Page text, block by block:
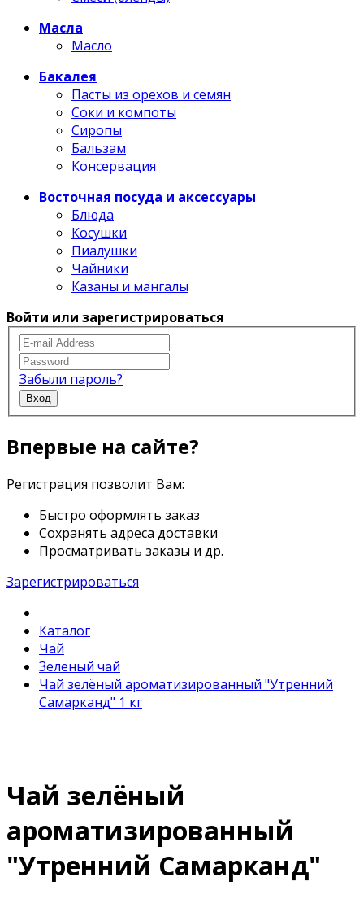
Масла
Масло
Бакалея
Пасты из орехов и семян
Соки и компоты
Сиропы
Бальзам
Консервация
Восточная посуда и аксессуары
Блюда
Косушки
Пиалушки
Чайники
Казаны и мангалы
Войти или зарегистрироваться
Забыли пароль?
Вход
Впервые на сайте?
Регистрация позволит Вам:
Быстро оформлять заказ
Сохранять адреса доставки
Просматривать заказы и др.
Зарегистрироваться
Каталог
Чай
Зеленый чай
Чай зелёный ароматизированный "Утренний
Самарканд" 1 кг
Чай зелёный
ароматизированный
"Утренний Самарканд"